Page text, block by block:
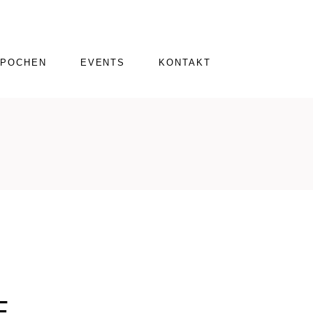
EVENTS KONTAKT